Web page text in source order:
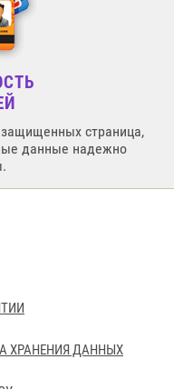
страница,
данные надежно
ХРАНЕНИЯ ДАННЫХ